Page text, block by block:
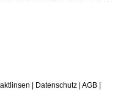
| Datenschutz| AGB|